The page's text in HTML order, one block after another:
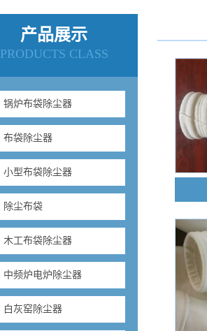
产品展示
PRODUCTS CLASS
锅炉布袋除尘器
布袋除尘器
小型布袋除尘器
除尘布袋
木工布袋除尘器
中频炉电炉除尘器
白灰窑除尘器